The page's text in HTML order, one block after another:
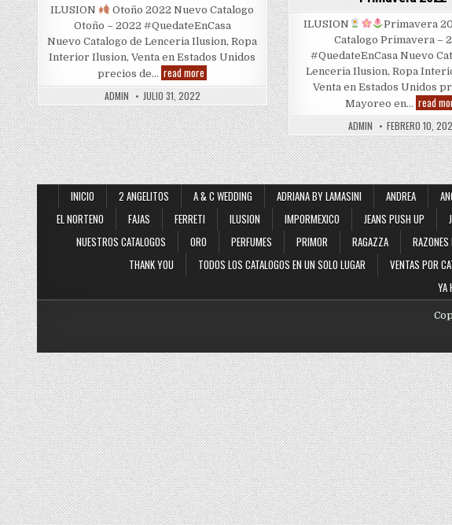
ILUSION
Otoño 2022 Nuevo Catalogo
Otoño – 2022 #QuedateEnCasa
Nuevo Catalogo de Lenceria Ilusion, Ropa
Interior Ilusion, Venta en Estados Unidos
precios de… read more
–
Otoño
–
2022
ADMIN JULIO 31, 2022
ILUSION
Primavera
Catalogo Primavera –
#QuedateEnCasa Nuevo
Lenceria Ilusion, Ropa
Venta en Estados Unidos
Mayoreo en… read
ADMIN FEBRERO 10,
INICIO 2 ANGELITOS A & C WEDDING ADRIANA BY LAMASINI ANDREA
EL NORTENO
FAJAS FERRETI ILUSION IMPORMEXICO JEANS PUSH UP
NUESTROS CATALOGOS
ORO PERFUMES PRIMOR RAGAZZA RAZONES
THANK YOU
TODOS LOS CATALOGOS EN UN SOLO LUGAR VENTAS POR
YA